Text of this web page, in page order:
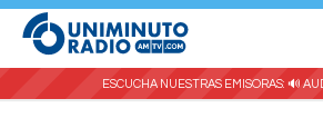
ESCUCHA NUESTRAS EMISORAS: 🔊